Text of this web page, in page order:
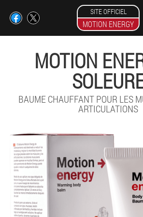
SITE OFFICIEL
MOTION ENERGY
MOTION
BAUME CHAUFFANT POUR LES
ARTICULATIONS